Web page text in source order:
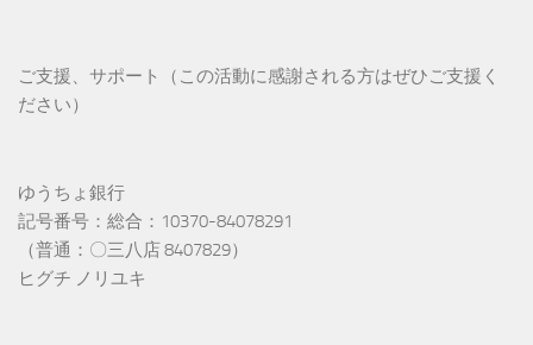
ご支援、サポート（この活動に感謝される方はぜひご支援く
ださい）
ゆうちょ銀行
記号番号：総合：10370-84078291
（普通：〇三八店 8407829）
ヒグチ ノリユキ